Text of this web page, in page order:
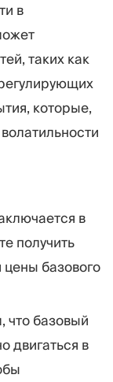
в
таких как
которые,
в
получить
базового
что базовый
двигаться в